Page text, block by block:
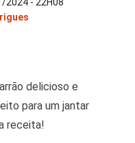
delicioso e
para um jantar
receita!